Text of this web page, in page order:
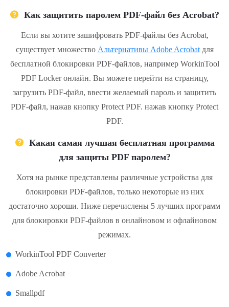
Как защитить паролем PDF-файл без Acrobat?
Если вы хотите зашифровать PDF-файлы без Acrobat,
существует множество Альтернативы Adobe Acrobatдля
бесплатной блокировки PDF-файлов, например WorkinTool
PDF Locker онлайн. Вы можете перейти на страницу,
загрузить PDF-файл, ввести желаемый пароль и защитить
PDF-файл, нажав кнопку Protect PDF. нажав кнопку Protect
PDF.
Какая самая лучшая бесплатная программа
для защиты PDF паролем?
Хотя на рынке представлены различные устройства для
блокировки PDF-файлов, только некоторые из них
достаточно хороши. Ниже перечислены 5 лучших программ
для блокировки PDF-файлов в онлайновом и офлайновом
режимах.
WorkinTool PDF Converter
Adobe Acrobat
Smallpdf